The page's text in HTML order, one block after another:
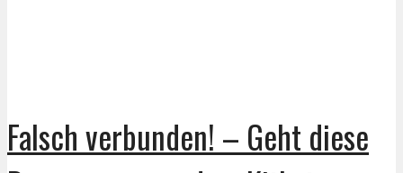
Falsch verbunden! – Geht diese